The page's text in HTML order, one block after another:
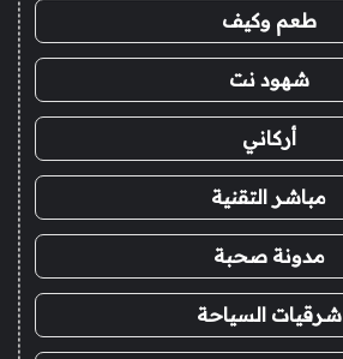
طعم وكيف
شهود نت
أركاني
مباشر التقنية
مدونة صحبة
شرقيات السياحة